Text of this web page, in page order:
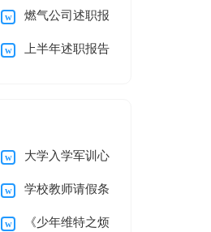
头人述职报告
燃气公司述职报
告3篇上半年述职报告
大学入学军训心
得体会学校教师请假条
《少年维特之烦